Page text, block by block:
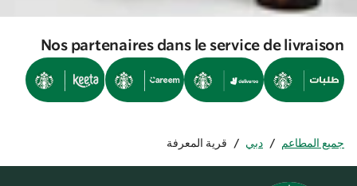
Nos partenaires dans le service de livraison
جميع المطاعم / دبي / قرية المعرفة